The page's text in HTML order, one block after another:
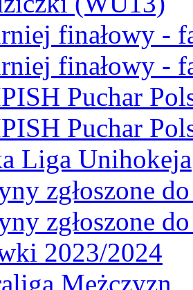
finałowy -
finałowy -
Puchar
Puchar
Liga Unihokeja
zgłoszone
zgłoszone
2023/2024
Mężczyzn